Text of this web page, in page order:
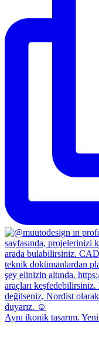
Aynı ikonik tasarım.